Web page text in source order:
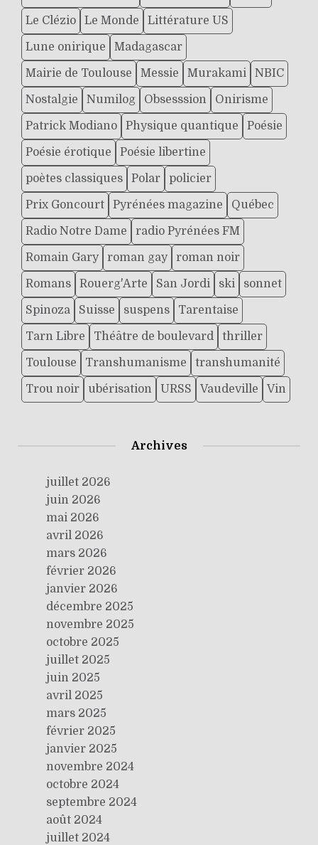
Le Clézio Le Monde Littérature US
Lune onirique Madagascar
Mairie de Toulouse Messie Murakami NBIC
Nostalgie Numilog Obsesssion Onirisme
Patrick Modiano Physique quantique Poésie
Poésie érotique Poésie libertine
poètes classiques Polar policier
Prix Goncourt Pyrénées magazine Québec
Radio Notre Dame radio Pyrénées FM
Romain Gary roman gay roman noir
Romans Rouerg'Arte San Jordi ski sonnet
Spinoza Suisse suspens Tarentaise
Tarn Libre Théâtre de boulevard thriller
Toulouse Transhumanisme transhumanité
Trou noir ubérisation URSS Vaudeville Vin
Archives
juillet 2026
juin 2026
mai 2026
avril 2026
mars 2026
février 2026
janvier 2026
décembre 2025
novembre 2025
octobre 2025
juillet 2025
juin 2025
avril 2025
mars 2025
février 2025
janvier 2025
novembre 2024
octobre 2024
septembre 2024
août 2024
juillet 2024